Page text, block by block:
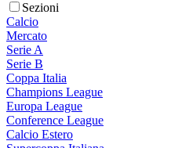
Sezioni
Calcio
Mercato
Serie A
Serie B
Coppa Italia
Champions League
Europa League
Conference League
Calcio Estero